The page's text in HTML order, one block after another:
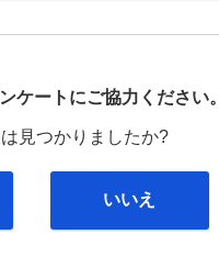
ケートにご協力ください。
見つかりましたか?
いいえ